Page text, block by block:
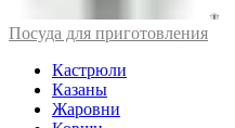
Посуда для приготовления
Кастрюли
Казаны
Жаровни